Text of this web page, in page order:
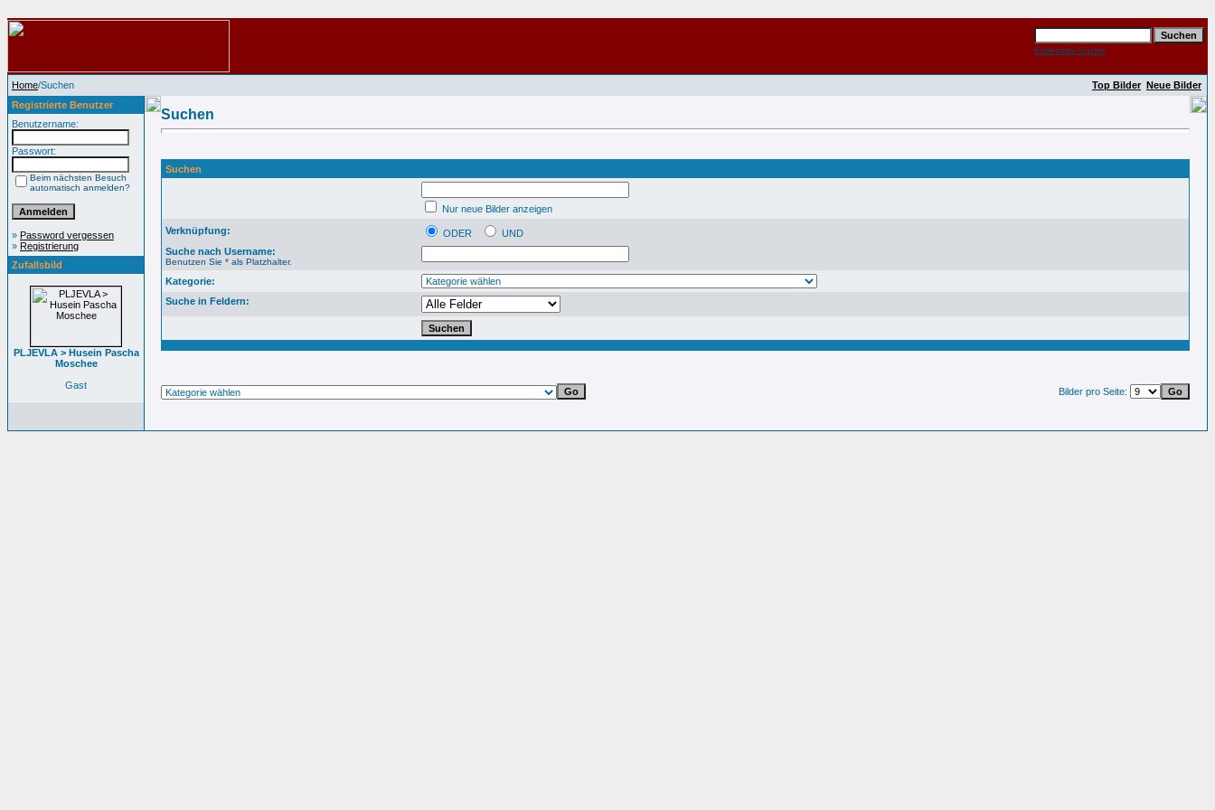
Erweiterte Suche
Home/Suchen Top Bilder Neue Bilder
Registrierte Benutzer
Benutzername:
Passwort:
Beim nächsten Besuch
automatisch anmelden?
» Password vergessen
» Registrierung
Zufallsbild
PLJEVLA > Husein Pascha
Moschee
Gast
Suchen
Suchen
Nur neue Bilder anzeigen
Verknüpfung:
ODER
UND
Suche nach Username:
Benutzen Sie * als Platzhalter.
Kategorie:
Suche in Feldern:
Bilder pro Seite: